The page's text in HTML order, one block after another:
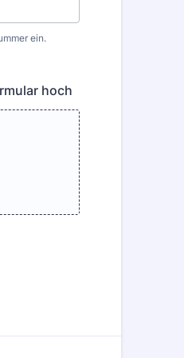
ein.
hoch